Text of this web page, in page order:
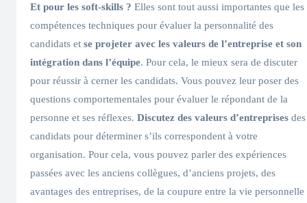
Et pour les soft-skills ? Elles sont tout aussi importantes que les
compétences techniques pour évaluer la personnalité des
candidats et se projeter avec les valeurs de l’entreprise et son
intégration dans l’équipe. Pour cela, le mieux sera de discuter
pour réussir à cerner les candidats. Vous pouvez leur poser des
questions comportementales pour évaluer le répondant de la
personne et ses réflexes. Discutez des valeurs d’entreprises des
candidats pour déterminer s’ils correspondent à votre
organisation. Pour cela, vous pouvez parler des expériences
passées avec les anciens collègues, d’anciens projets, des
avantages des entreprises, de la coupure entre la vie personnelle